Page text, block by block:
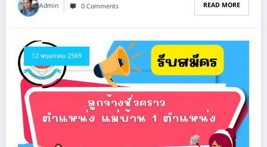
Admin 0 Comments READ MORE
12 พฤษภาคม 2569